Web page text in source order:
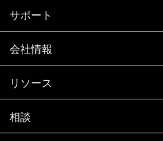
購入方法
営業チームへのお問い合わせ
パートナーを検索
エグゼクティブ ブリーフィング
製品A-Z
サポート
サポート
トレーニング
ドキュメント
ナレッジ ベース
コミュニティ
会社情報
会社情報
パートナー
採用情報
リソース
ニュースルーム
イベント
相談